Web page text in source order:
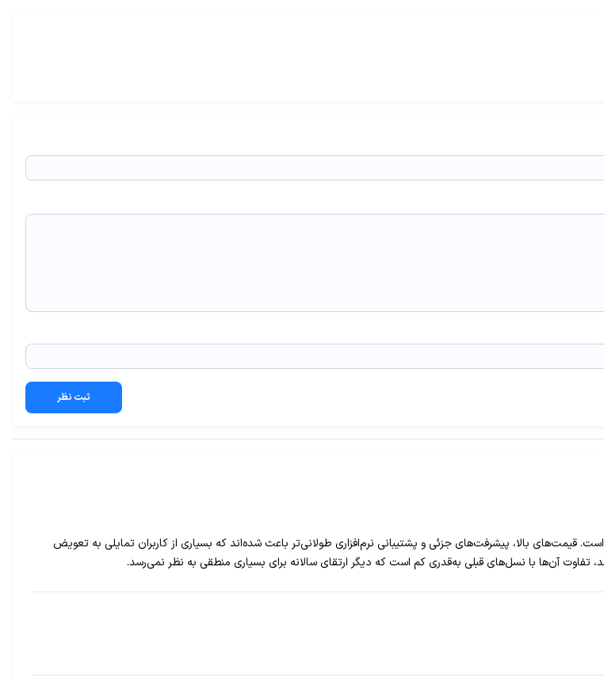
ثبت نظر
قیمت‌های بالا، پیشرفت‌های جزئی و پشتیبانی نرم‌افزاری طولانی‌تر باعث شده‌اند که بسیاری از کاربران تمایلی به تعویض
آن‌ها با نسل‌های قبلی به‌قدری کم است که دیگر ارتقای سالانه برای بسیاری منطقی به نظر نمی‌رسد.